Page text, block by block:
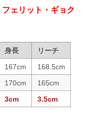
フェリット・ギョク
身長
リーチ
167cm
168.5cm
170cm
165cm
3cm 3.5cm